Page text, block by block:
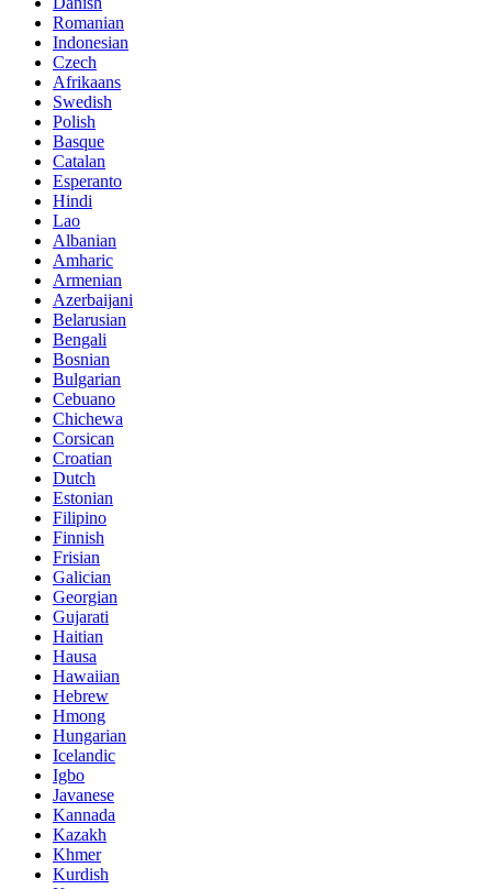
Romanian
Indonesian
Czech
Afrikaans
Swedish
Polish
Basque
Catalan
Esperanto
Hindi
Lao
Albanian
Amharic
Armenian
Azerbaijani
Belarusian
Bengali
Bosnian
Bulgarian
Cebuano
Chichewa
Corsican
Croatian
Dutch
Estonian
Filipino
Finnish
Frisian
Galician
Georgian
Gujarati
Haitian
Hausa
Hawaiian
Hebrew
Hmong
Hungarian
Icelandic
Igbo
Javanese
Kannada
Kazakh
Khmer
Kurdish